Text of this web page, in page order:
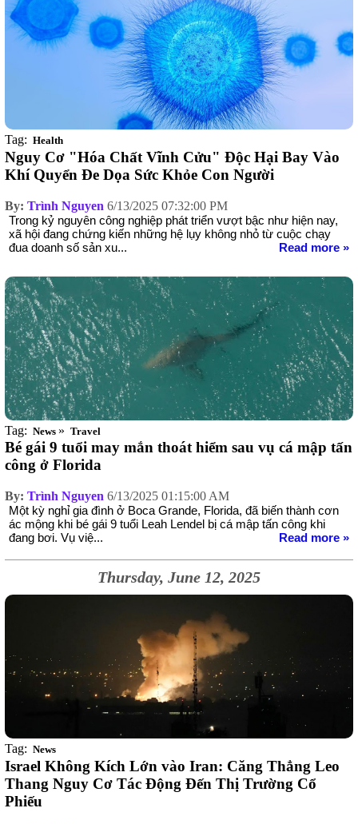
Tag: Health
Nguy Cơ "Hóa Chất Vĩnh Cửu" Độc Hại Bay Vào
Khí Quyển Đe Dọa Sức Khỏe Con Người
By: Trình Nguyen 6/13/2025 07:32:00 PM
Trong kỷ nguyên công nghiệp phát triển vượt bậc như hiện nay,
xã hội đang chứng kiến những hệ lụy không nhỏ từ cuộc chạy
đua doanh số sản xu...
Read more »
Tag: News » Travel
Bé gái 9 tuổi may mắn thoát hiểm sau vụ cá mập tấn
công ở Florida
By: Trình Nguyen 6/13/2025 01:15:00 AM
Một kỳ nghỉ gia đình ở Boca Grande, Florida, đã biến thành cơn
ác mộng khi bé gái 9 tuổi Leah Lendel bị cá mập tấn công khi
đang bơi. Vụ việ...
Read more »
Thursday, June 12, 2025
Tag: News
Israel Không Kích Lớn vào Iran: Căng Thẳng Leo
Thang Nguy Cơ Tác Động Đến Thị Trường Cổ
Phiếu